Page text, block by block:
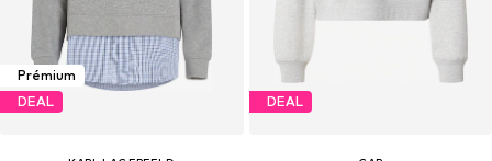
Prémium
DEAL
DEAL